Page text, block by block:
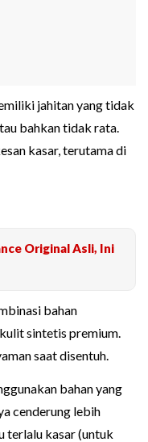
jahitan yang tidak
bahkan tidak rata.
kasar, terutama di
Original Asli, Ini
bahan
sintetis premium.
saat disentuh.
bahan yang
cenderung lebih
terlalu kasar (untuk